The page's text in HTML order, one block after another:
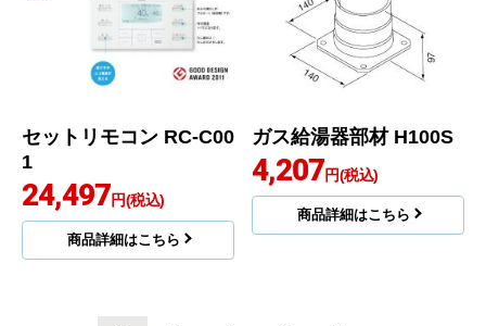
セットリモコン RC-C00
1
24,497円(税込)
商品詳細はこちら
ガス給湯器部材 H100S
4,207円(税込)
商品詳細はこちら